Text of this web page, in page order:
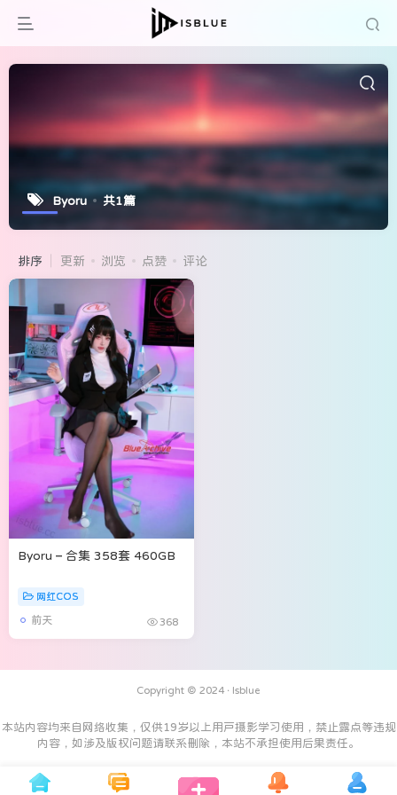
Byoru 共1篇
排序 更新 浏览 点赞 评论
Byoru – 合集 358套 460GB
网红COS
前天 368
Copyright © 2024 · Isblue
本站内容均来自网络收集，仅供19岁以上用户摄影学习使用，禁止露点等违规
内容，如涉及版权问题请联系删除，本站不承担使用后果责任。